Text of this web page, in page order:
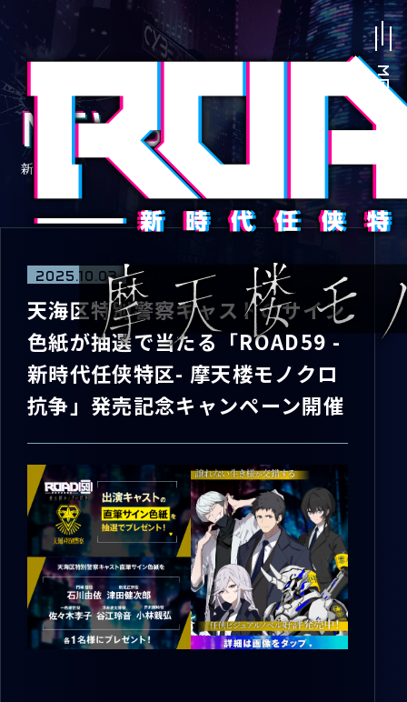
NEWS
新着情報
2025.10.03
天海区特別警察キャストのサイン
色紙が抽選で当たる「ROAD59 -
新時代任侠特区- 摩天楼モノクロ
抗争」発売記念キャンペーン開催